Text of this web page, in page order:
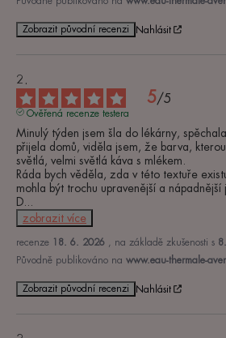
Zobrazit původní recenzi Nahlásit
5/5
Ověřená recenze testera
Minulý týden jsem šla do lékárny,
přijela domů, viděla jsem, že barva,
světlá, velmi světlá káva s mlékem.
Ráda bych věděla, zda v této textuře
mohla být trochu upravenější a nápadnější
D
zobrazit více
recenze 18. 6. 2026 , na základě zkušenosti s
Původně publikováno na www.eau-thermale-
Zobrazit původní recenzi Nahlásit